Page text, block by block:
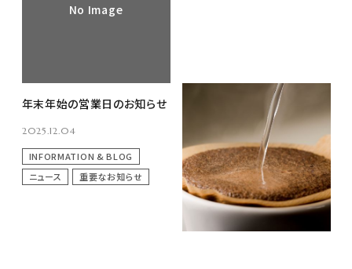
No Image
年末年始の営業日のお知らせ
2025.12.04
INFORMATION & BLOG
ニュース
重要なお知らせ
令和7年11月～令和8年1月
コーヒーインストラクター3級
講習会 日程のお知らせ
2025.10.06
EVENT & SEMINAR
ニュース